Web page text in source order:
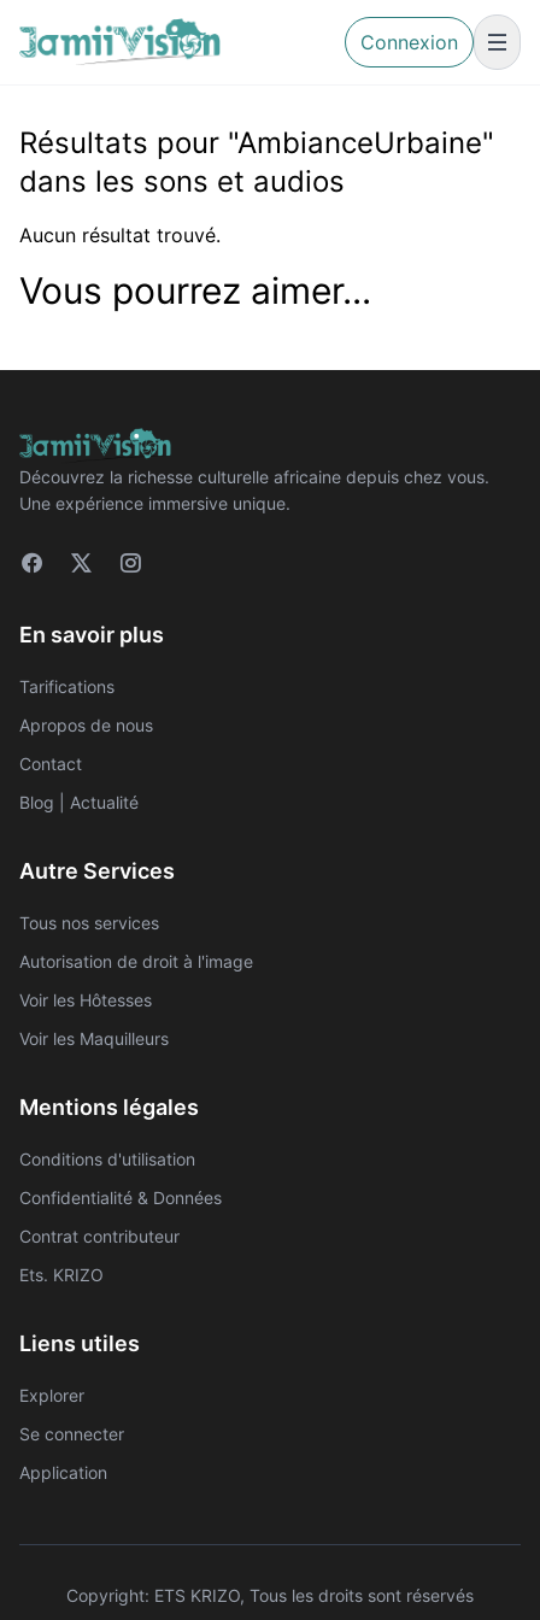
Connexion
Résultats pour "AmbianceUrbaine"
dans les sons et audios
Aucun résultat trouvé.
Vous pourrez aimer...
Découvrez la richesse culturelle africaine depuis chez vous.
Une expérience immersive unique.
En savoir plus
Tarifications
Apropos de nous
Contact
Blog | Actualité
Autre Services
Tous nos services
Autorisation de droit à l'image
Voir les Hôtesses
Voir les Maquilleurs
Mentions légales
Conditions d'utilisation
Confidentialité & Données
Contrat contributeur
Ets. KRIZO
Liens utiles
Explorer
Se connecter
Application
Copyright: ETS KRIZO, Tous les droits sont réservés